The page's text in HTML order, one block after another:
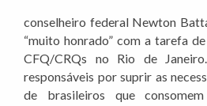
conselheiro federal Newton
“muito honrado” com a tarefa
CFQ/CRQs no Rio de
responsáveis por suprir as
de brasileiros que